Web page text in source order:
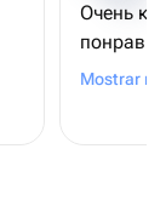
Очень
Берите,
Mostrar